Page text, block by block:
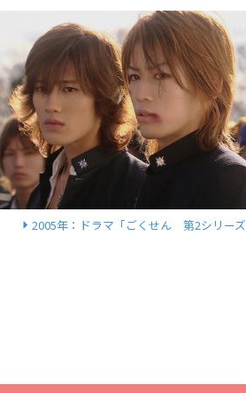
2005年：ドラマ「ごくせん 第2シリーズ